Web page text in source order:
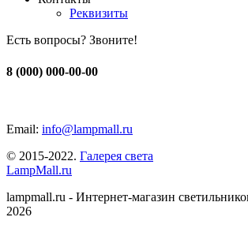
Реквизиты
Есть вопросы? Звоните!
8 (000) 000-00-00
Email: info@lampmall.ru
© 2015-2022. Галерея света
LampMall.ru
lampmall.ru - Интернет-магазин
2026